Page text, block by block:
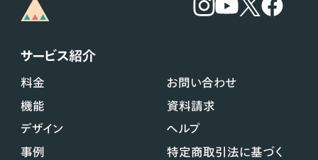
サービス紹介
料金
機能
デザイン
事例
お問い合わせ
資料請求
ヘルプ
特定商取引法に基づく